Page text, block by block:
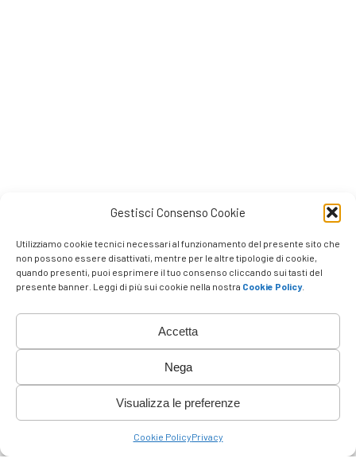
Gestisci Consenso Cookie
Utilizziamo cookie tecnici necessari al funzionamento del presente sito che
non possono essere disattivati, mentre per le altre tipologie di cookie,
quando presenti, puoi esprimere il tuo consenso cliccando sui tasti del
presente banner. Leggi di più sui cookie nella nostra Cookie Policy.
Accetta
Nega
Visualizza le preferenze
Cookie PolicyPrivacy